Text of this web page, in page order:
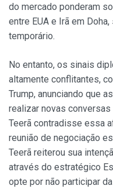
do mercado ponderam
entre EUA e Irã em
temporário.
No entanto, os sinais
altamente conflitantes,
Trump, anunciando que
realizar novas
Teerã contradisse essa
reunião de negociação
Teerã reiterou sua
através do estratégico
opte por não participar